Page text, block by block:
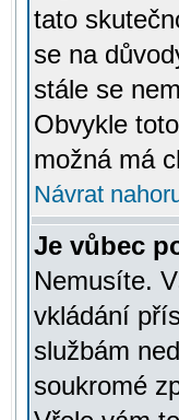
tato
se na
stále se
Obvykle
možná má
Návrat
Je vůbec
Nemusíte.
vkládání
službám
soukromé